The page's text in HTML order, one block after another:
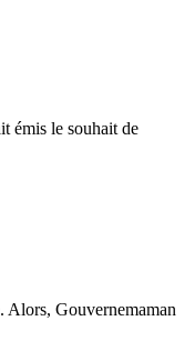
émis le souhait de
Alors, Gouvernemaman